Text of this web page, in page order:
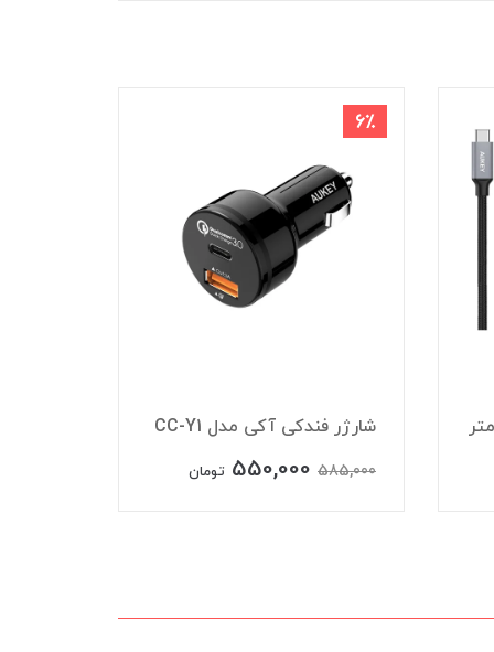
6٪
شارژر فندکی آکی مدل CC-Y1
585,000
550,000 تومان